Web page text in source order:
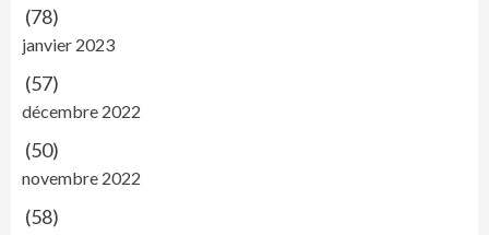
(78)
janvier 2023
(57)
décembre 2022
(50)
novembre 2022
(58)